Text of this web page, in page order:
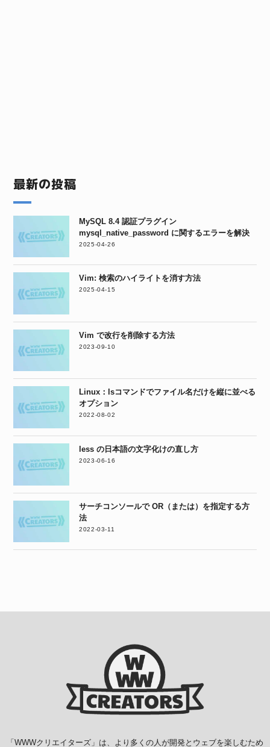
最新の投稿
MySQL 8.4 認証プラグイン
mysql_native_password に関するエラーを解決
2025-04-26
Vim: 検索のハイライトを消す方法
2025-04-15
Vim で改行を削除する方法
2023-09-10
Linux：lsコマンドでファイル名だけを縦に並べる
オプション
2022-08-02
less の日本語の文字化けの直し方
2023-06-16
サーチコンソールで OR（または）を指定する方
法
2022-03-11
「 WWWクリエイターズ 」は、より多くの人が開発とウェブを楽しむため